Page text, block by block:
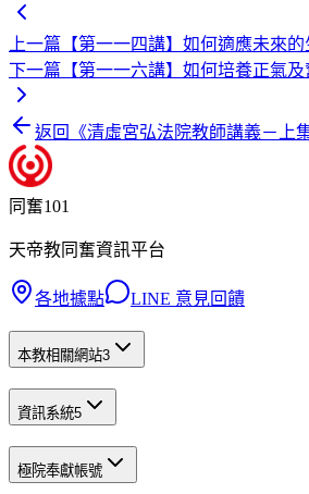
上一篇 【第一一四講】如何適應未來
下一篇 【第一一六講】如何培養正氣
返回《清虛宮弘法院教師講義－上
同奮101
天帝教同奮資訊平台
各地據點 LINE 意見回饋
本教相關網站3
資訊系統5
極院奉獻帳號